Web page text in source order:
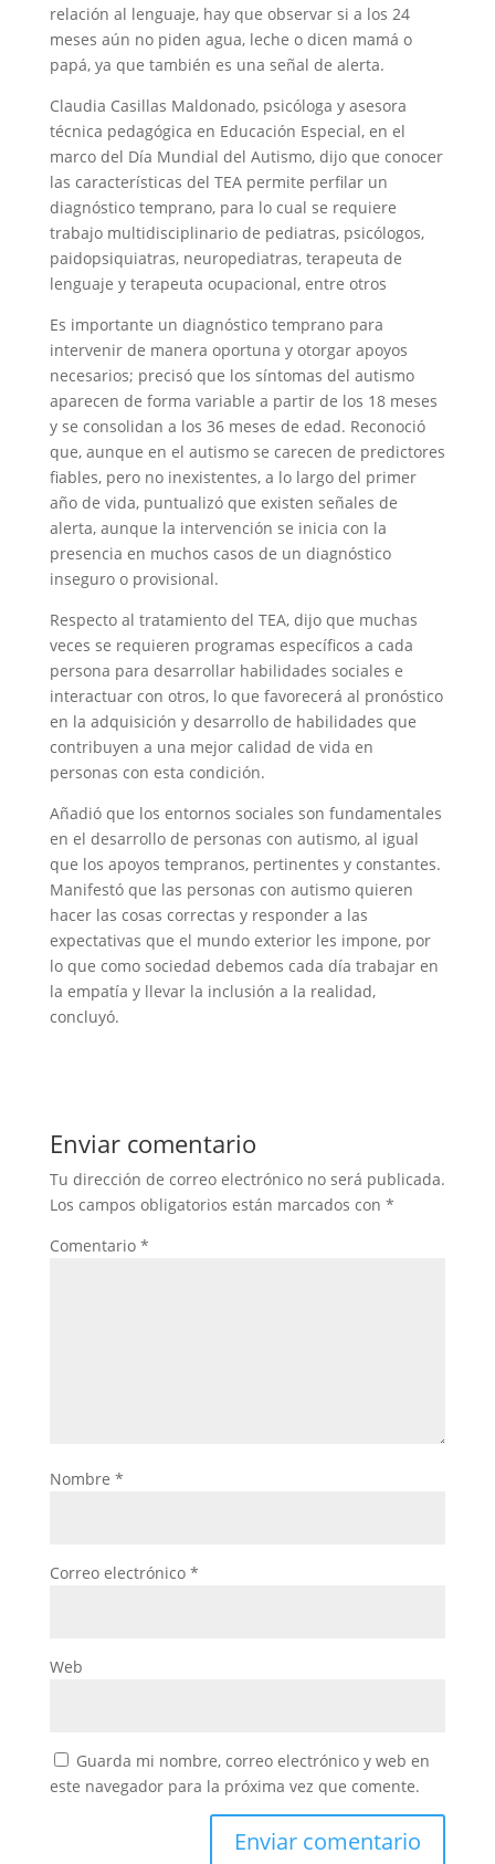
relación al lenguaje, hay que observar si a los 24
meses aún no piden agua, leche o dicen mamá o
papá, ya que también es una señal de alerta.
Claudia Casillas Maldonado, psicóloga y asesora
técnica pedagógica en Educación Especial, en el
marco del Día Mundial del Autismo, dijo que conocer
las características del TEA permite perfilar un
diagnóstico temprano, para lo cual se requiere
trabajo multidisciplinario de pediatras, psicólogos,
paidopsiquiatras, neuropediatras, terapeuta de
lenguaje y terapeuta ocupacional, entre otros
Es importante un diagnóstico temprano para
intervenir de manera oportuna y otorgar apoyos
necesarios; precisó que los síntomas del autismo
aparecen de forma variable a partir de los 18 meses
y se consolidan a los 36 meses de edad. Reconoció
que, aunque en el autismo se carecen de predictores
fiables, pero no inexistentes, a lo largo del primer
año de vida, puntualizó que existen señales de
alerta, aunque la intervención se inicia con la
presencia en muchos casos de un diagnóstico
inseguro o provisional.
Respecto al tratamiento del TEA, dijo que muchas
veces se requieren programas específicos a cada
persona para desarrollar habilidades sociales e
interactuar con otros, lo que favorecerá al pronóstico
en la adquisición y desarrollo de habilidades que
contribuyen a una mejor calidad de vida en
personas con esta condición.
Añadió que los entornos sociales son fundamentales
en el desarrollo de personas con autismo, al igual
que los apoyos tempranos, pertinentes y constantes.
Manifestó que las personas con autismo quieren
hacer las cosas correctas y responder a las
expectativas que el mundo exterior les impone, por
lo que como sociedad debemos cada día trabajar en
la empatía y llevar la inclusión a la realidad,
concluyó.
Enviar comentario
Tu dirección de correo electrónico no será publicada.
Los campos obligatorios están marcados con *
Comentario *
Nombre *
Correo electrónico *
Web
Guarda mi nombre, correo electrónico y web en
este navegador para la próxima vez que comente.